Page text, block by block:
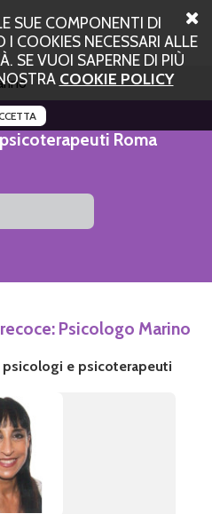
SUE COMPONENTI DI
COOKIES NECESSARI ALLE
SE VUOI SAPERNE DI PIÙ
COOKIE POLICY
Roma
Psicologo Marino
e psicoterapeuti